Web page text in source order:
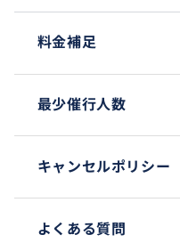
料金補足
最少催行人数
キャンセルポリシー
よくある質問